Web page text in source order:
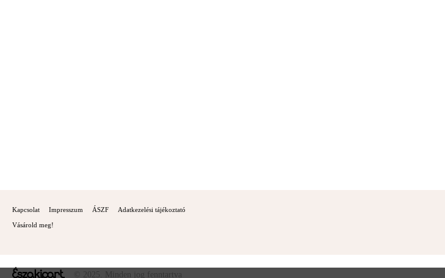
Kapcsolat Impresszum ÁSZF Adatkezelési tájékoztató
Vásárold meg!
© 2025. Minden jog fenntartva